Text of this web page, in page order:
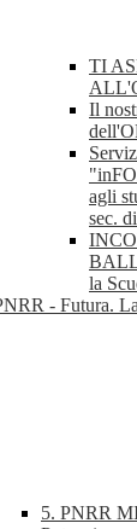
TI
Il
agli
sec.
la
- Futura.
5. PNRR